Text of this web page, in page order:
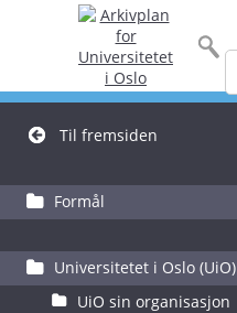
Til fremsiden
Formål
Universitetet i Oslo (UiO)
UiO sin organisasjon